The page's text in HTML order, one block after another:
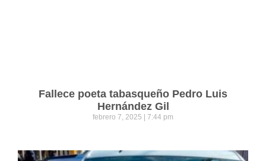
Fallece poeta tabasqueño Pedro Luis
Hernández Gil
febrero 7, 2025 7:44 pm